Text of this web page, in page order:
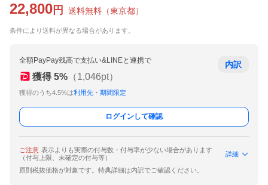
22,800 円 送料無料 （東京都）
条件により送料が異なる場合があります。
全額PayPay残高で支払い&LINEと連携で
獲得 5% （1,046pt）
獲得のうち4.5%は利用先・期間限定
内訳
ログインして確認
ご注意 表示よりも実際の付与数・付与率が少ない場合があります
（付与上限、未確定の付与等）
詳細
原則税抜価格が対象です。特典詳細は内訳でご確認ください。